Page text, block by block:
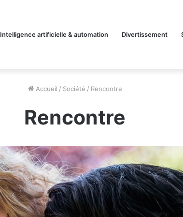
Intelligence artificielle & automation Divertissement
Accueil / Société / Rencontre
Rencontre